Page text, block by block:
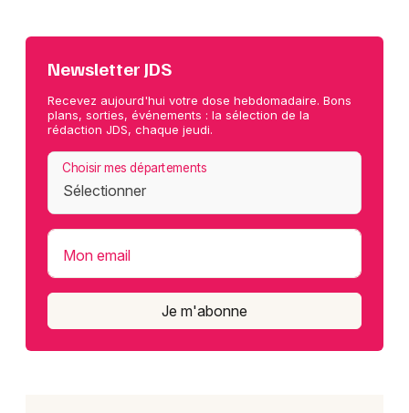
Newsletter JDS
Recevez aujourd'hui votre dose hebdomadaire. Bons
plans, sorties, événements : la sélection de la
rédaction JDS, chaque jeudi.
Choisir mes départements
Mon email
Je m'abonne